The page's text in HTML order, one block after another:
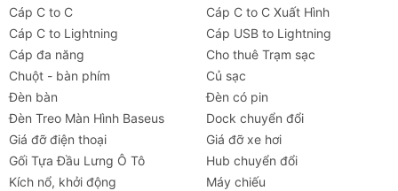
Cáp C to C
Cáp C to C Xuất Hình
Cáp C to Lightning
Cáp USB to Lightning
Cáp đa năng
Cho thuê Trạm sạc
Chuột - bàn phím
Củ sạc
Đèn bàn
Đèn có pin
Đèn Treo Màn Hình Baseus
Dock chuyển đổi
Giá đỡ điện thoại
Giá đỡ xe hơi
Gối Tựa Đầu Lưng Ô Tô
Hub chuyển đổi
Kích nổ, khởi động
Máy chiếu